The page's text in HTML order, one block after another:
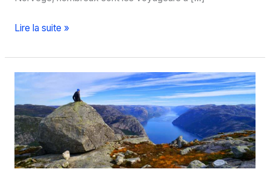
Norvège
coup
de
coeur
pour
le
Sognefjord
Lire la suite »